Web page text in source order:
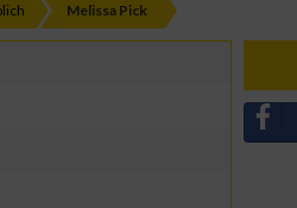
Melissa Pick